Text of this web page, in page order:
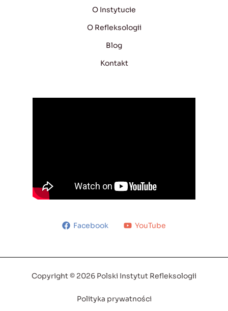
O Instytucie
O Refleksologii
Blog
Kontakt
Facebook YouTube
Copyright © 2026 Polski Instytut Refleksologii
Polityka prywatności